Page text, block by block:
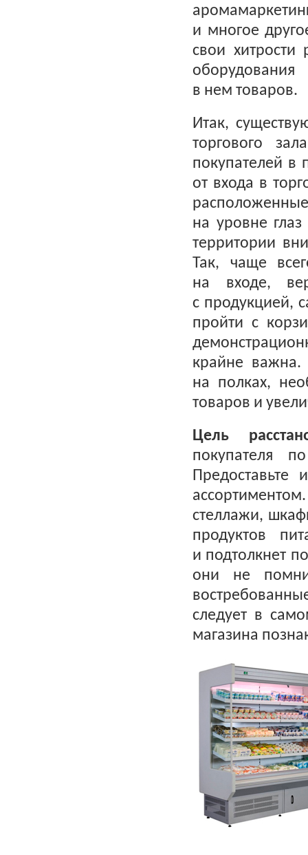
и многое
свои хитрости
в нем товаров.
Итак,
торгового
покупателей в
от входа в
на уровне
территории
Так, чаще
на входе,
с продукцией,
пройти с
крайне
на полках,
товаров и
Цель
покупателя
Предоставьте
стеллажи,
продуктов
и подтолкнет
они не
следует в
магазина